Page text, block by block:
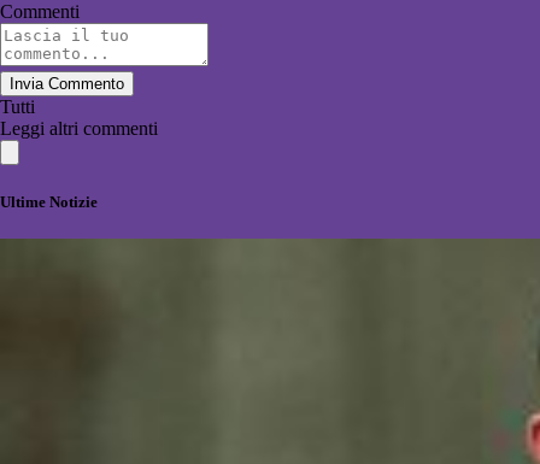
Commenti
Invia Commento
Tutti
Leggi altri commenti
Ultime Notizie